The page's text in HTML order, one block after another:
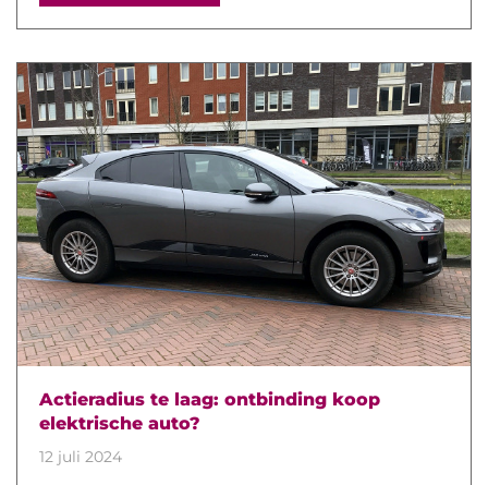
Actieradius te laag: ontbinding koop
elektrische auto?
12 juli 2024